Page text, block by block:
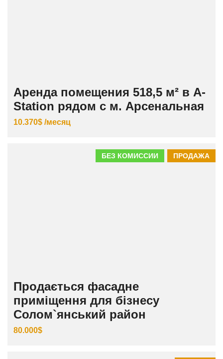
Аренда помещения 518,5 м² в A-
Station рядом с м. Арсенальная
10.370$ /месяц
ПРОДАЖА
БЕЗ КОМИССИИ
Продається фасадне
приміщення для бізнесу
Солом`янський район
80.000$